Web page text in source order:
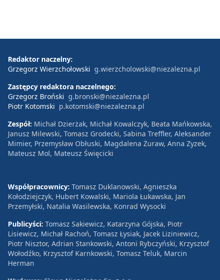
Redaktor naczelny:
Grzegorz Wierzchołowski g.wierzcholowski@niezalezna.pl
Zastępcy redaktora naczelnego:
Grzegorz Broński g.bronski@niezalezna.pl
Piotr Kotomski p.kotomski@niezalezna.pl
Zespół: Michał Dzierżak, Michał Kowalczyk, Beata Mańkowska,
Janusz Milewski, Tomasz Grodecki, Sabina Treffler, Aleksander
Mimier, Przemysław Obłuski, Magdalena Żuraw, Anna Zyzek,
Mateusz Mol, Mateusz Święcicki
Współpracownicy: Tomasz Duklanowski, Agnieszka
Kołodziejczyk, Hubert Kowalski, Mariola Łukawska, Jan
Przemyłski, Natalia Wasilewska, Konrad Wysocki
Publicyści: Tomasz Sakiewicz, Katarzyna Gójska, Piotr
Lisiewicz, Michał Rachoń, Tomasz Łysiak, Jacek Liziniewicz,
Piotr Nisztor, Adrian Stankowski, Antoni Rybczyński, Krzysztof
Wołodźko, Krzysztof Karnkowski, Tomasz Teluk, Marcin
Herman